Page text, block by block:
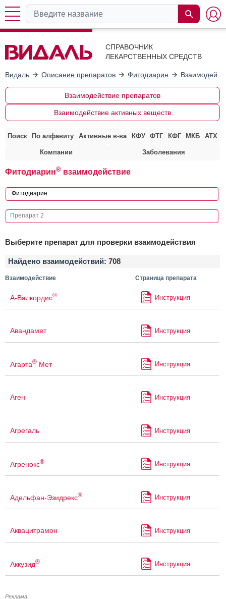
СПРАВОЧНИК
ЛЕКАРСТВЕННЫХ СРЕДСТВ
Видаль Описание препаратов Фитодиарин
Взаимодействие препаратов
Взаимодействие активных веществ
Поиск По алфавиту Активные в-ва КФУ ФТГ КФГ МКБ АТХ
Компании Заболевания
Фитодиарин® взаимодействие
Выберите препарат для проверки взаимодействия
Найдено взаимодействий: 708
Взаимодействие Страница препарата
А-Валкордис® Инструкция
Авандамет Инструкция
Агарта® Мет Инструкция
Аген Инструкция
Агрегаль Инструкция
Агренокс® Инструкция
Адельфан-Эзидрекс® Инструкция
Аквацитрамон Инструкция
Аккузид® Инструкция
Реклама